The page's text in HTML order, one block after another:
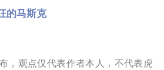
的马斯克
，观点仅代表作者本人，不代表虎